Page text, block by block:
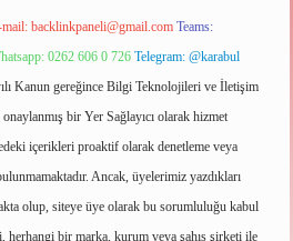
backlinkpaneli@gmail.com Teams:
0262 606 0 726 Telegram: @karabul
Kanun gereğince Bilgi Teknolojileri ve İletişim
bir Yer Sağlayıcı olarak hizmet
içerikleri proaktif olarak denetleme veya
Ancak, üyelerimiz yazdıkları
olup, siteye üye olarak bu sorumluluğu kabul
herhangi bir marka, kurum veya şahıs şirketi ile